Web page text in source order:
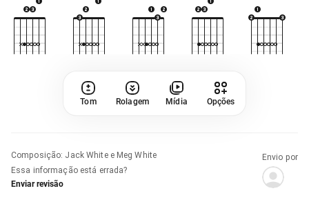
Tom Rolagem Mídia Opções
Composição: Jack White e Meg White
Essa informação está errada?
Enviar revisão
Envio por